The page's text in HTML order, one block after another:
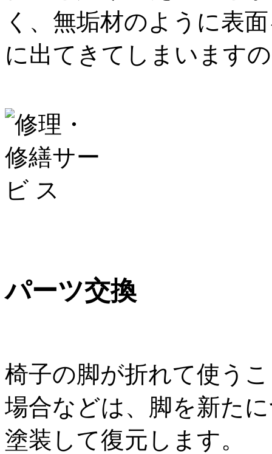
く、無垢材のように表
に出てきてしまいます
パーツ交換
椅子の脚が折れて使う
場合などは、脚を新た
塗装して復元します。